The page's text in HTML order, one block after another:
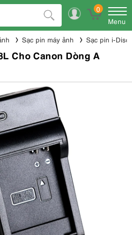
0
Menu
Sạc pin máy ảnh Sạc pin i-
Cho Canon Dòng A